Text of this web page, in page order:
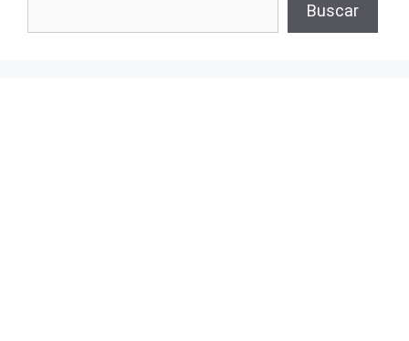
Buscar